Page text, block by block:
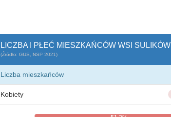
LICZBA I PŁEĆ MIESZKAŃCÓW WSI SULIKÓW
(Źródło: GUS, NSP 2021)
Liczba mieszkańców
Kobiety